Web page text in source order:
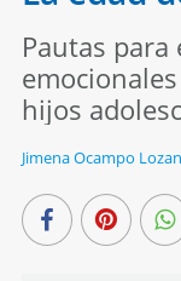
Pautas
hijos
Jimena Ocampo